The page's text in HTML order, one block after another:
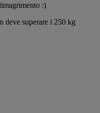
:)
deve superare i 250 kg